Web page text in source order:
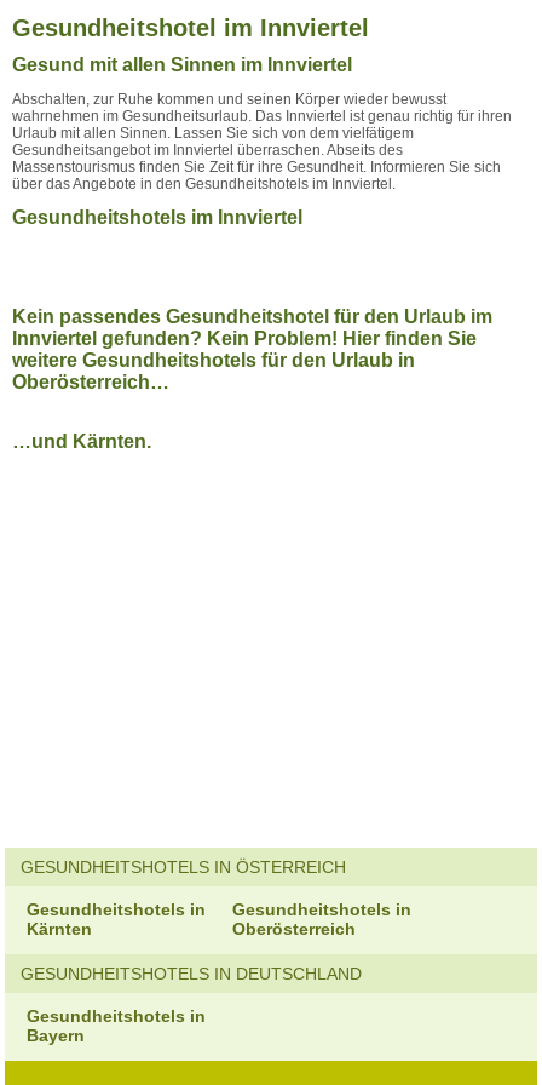
Gesundheitshotel im Innviertel
Gesund mit allen Sinnen im Innviertel
Abschalten, zur Ruhe kommen und seinen Körper wieder bewusst
wahrnehmen im Gesundheitsurlaub. Das Innviertel ist genau richtig für ihren
Urlaub mit allen Sinnen. Lassen Sie sich von dem vielfätigem
Gesundheitsangebot im Innviertel überraschen. Abseits des
Massenstourismus finden Sie Zeit für ihre Gesundheit. Informieren Sie sich
über das Angebote in den Gesundheitshotels im Innviertel.
Gesundheitshotels im Innviertel
Kein passendes Gesundheitshotel für den Urlaub im
Innviertel gefunden? Kein Problem! Hier finden Sie
weitere Gesundheitshotels für den Urlaub in
Oberösterreich…
…und Kärnten.
GESUNDHEITSHOTELS IN ÖSTERREICH
Gesundheitshotels in
Kärnten
Gesundheitshotels in
Oberösterreich
GESUNDHEITSHOTELS IN DEUTSCHLAND
Gesundheitshotels in
Bayern